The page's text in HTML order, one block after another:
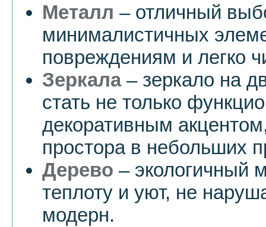
Металл – отличный
минималистичных
повреждениям и легко
Зеркала– зеркало на
стать не только
декоративным
простора в небольших
Дерево – экологичный
теплоту и уют, не
модерн.